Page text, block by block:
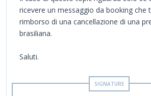
ricevere un messaggio da booking che
rimborso di una cancellazione di una
brasiliana.
Saluti.